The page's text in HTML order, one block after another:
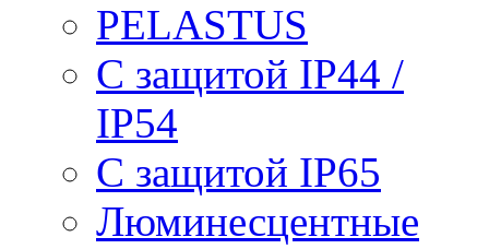
PELASTUS
С защитой IP44 /
IP54
С защитой IP65
Люминесцентные